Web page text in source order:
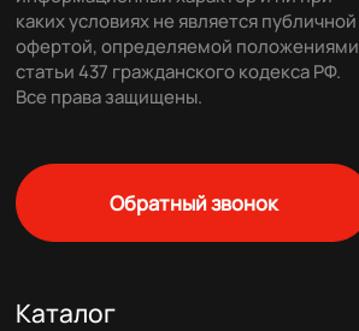
каких условиях не является публичной
офертой, определяемой положениями
статьи 437 гражданского кодекса РФ.
Все права защищены.
Обратный звонок
Каталог